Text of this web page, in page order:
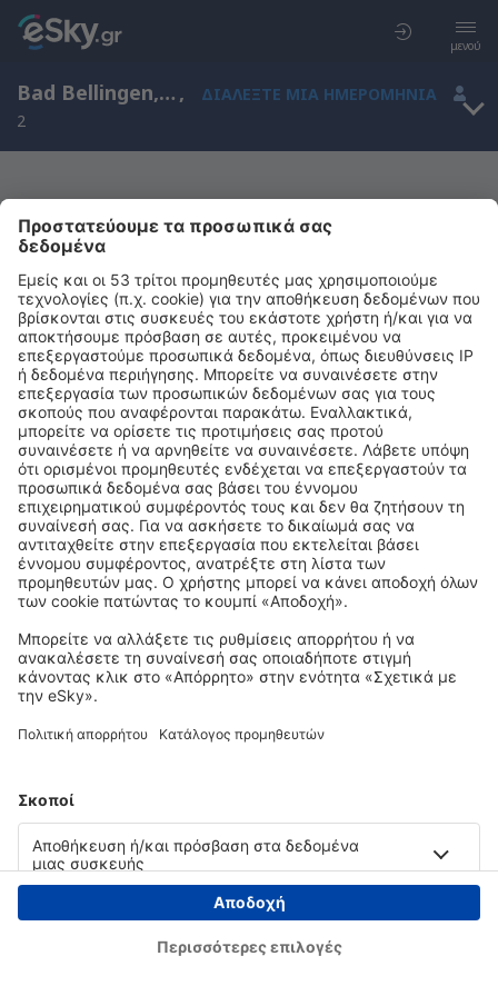
μενού
Bad Bellingen, Baden-Wurttemberg, Γερμανία ,
ΔΙΑΛΈΞΤΕ ΜΙΑ ΗΜΕΡΟΜΗΝΊΑ
2
Μας συγχωρείτε, δεν υπάρχουν
αποτελέσματα για την αναζήτησή σας
Προσπαθήστε να κάνετε αναζήτηση με διαφορετικά κριτήρια
Copyright © eSky.gr. Με την επιφύλαξη παντός νομίμου δικαιώματος.